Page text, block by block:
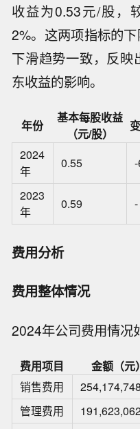
收益为0.53元/股，
2%。这两项指标的
下滑趋势一致，反映
东收益的影响。
年份
基本每股收益
（元/股）
2024
年
0.55
2023
年
0.59 -
费用分析
费用整体情况
2024年公司费用情况
费用项目 金额（元）
销售费用
管理费用